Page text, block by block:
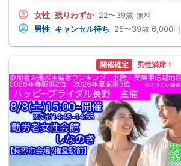
女性 残りわずか 22〜39歳 無料
男性 キャンセル待ち 25〜39歳 6,000円
開催確定 男性満席！